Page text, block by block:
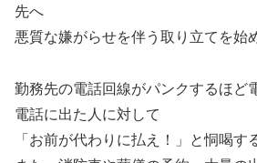
先へ
悪質な嫌がらせを伴う取り立てを始
勤務先の電話回線がパンクするほど
電話に出た人に対して
「お前が代わりに払え！」と恫喝す